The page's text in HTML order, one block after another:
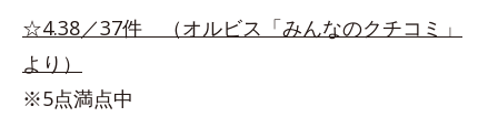
☆4.38／37件 （オルビス「みんなのクチコミ」
より）
※5点満点中